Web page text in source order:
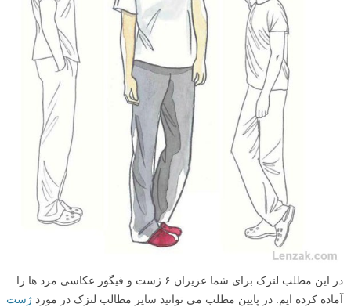
در این مطلب لنزک برای شما عزیزان ۶ ژست و فیگور عکاسی مرد ها را
آماده کرده ایم. در پایین مطلب می توانید سایر مطالب لنزک در مورد ژست